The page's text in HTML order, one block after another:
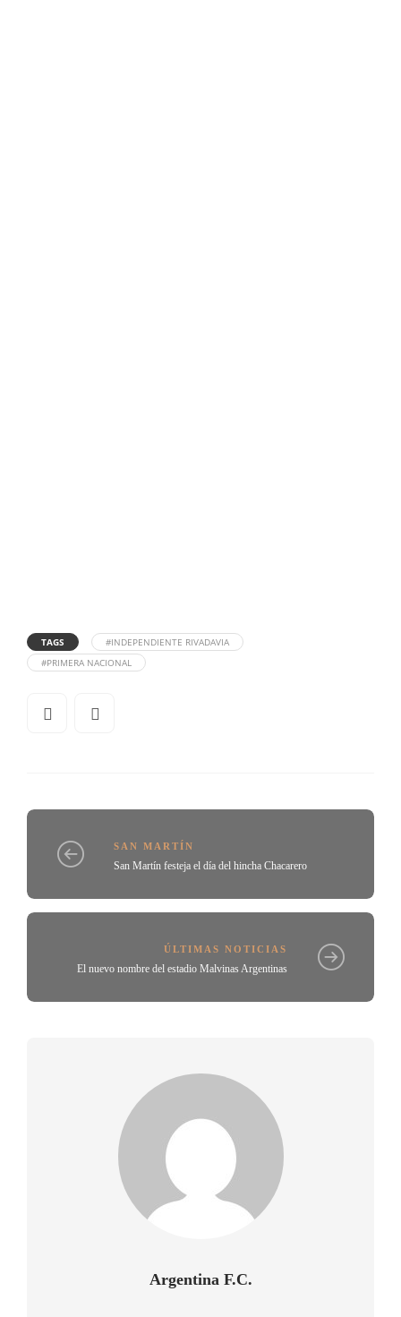
TAGS
#INDEPENDIENTE RIVADAVIA
#PRIMERA NACIONAL
SAN MARTÍN
San Martín festeja el día del hincha Chacarero
ÚLTIMAS NOTICIAS
El nuevo nombre del estadio Malvinas Argentinas
Argentina F.C.